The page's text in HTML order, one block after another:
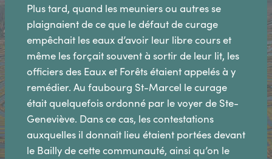
Plus tard, quand les meuniers ou autres se
plaignaient de ce que le défaut de curage
empêchait les eaux d’avoir leur libre cours et
même les forçait souvent à sortir de leur lit, les
officiers des Eaux et Forêts étaient appelés à y
remédier. Au faubourg St-Marcel le curage
était quelquefois ordonné par le voyer de Ste-
Geneviève. Dans ce cas, les contestations
auxquelles il donnait lieu étaient portées devant
le Bailly de cette communauté, ainsi qu’on le